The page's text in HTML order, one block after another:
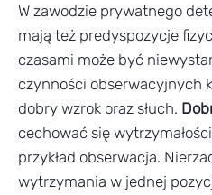
W zawodzie prywatnego
mają też predyspozycje
czasami może być
czynności obserwacyjnych
dobry wzrok oraz słuch.
cechować się
przykład obserwacja.
wytrzymania w jednej